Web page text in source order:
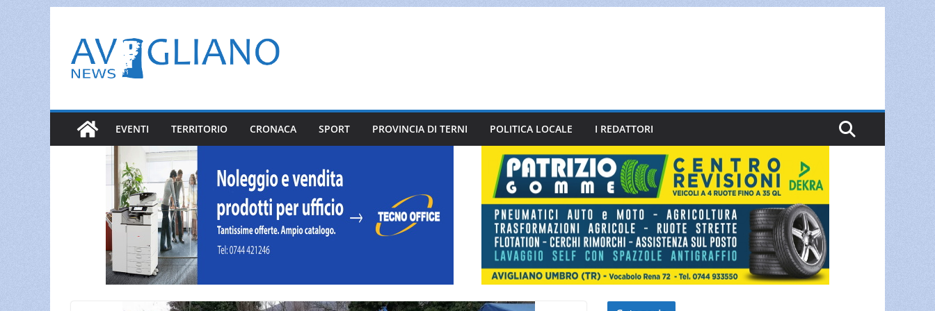
contenuto
EVENTI TERRITORIO CRONACA SPORT PROVINCIA DI TERNI POLITICA LOCALE I REDATTORI